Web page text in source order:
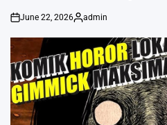
on
June 22, 2026
Posted
admin